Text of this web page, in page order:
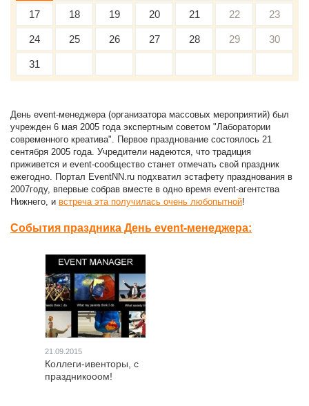
17 18 19 20 21 22 23
24 25 26 27 28 29 30
31
День event-менеджера (организатора массовых мероприятий) был
учрежден 6 мая 2005 года экспертным советом "Лаборатории
современного креатива". Первое празднование состоялось 21
сентября 2005 года. Учредители надеются, что традиция
приживется и event-сообщество станет отмечать свой праздник
ежегодно. Портал EventNN.ru подхватил эстафету празднования в
2007году, впервые собрав вместе в одно время event-агентства
Нижнего, и встреча эта получилась очень любопытной!
События праздника День event-менеджера:
21.09.2015
Коллеги-ивенторы, с
праздникооом!